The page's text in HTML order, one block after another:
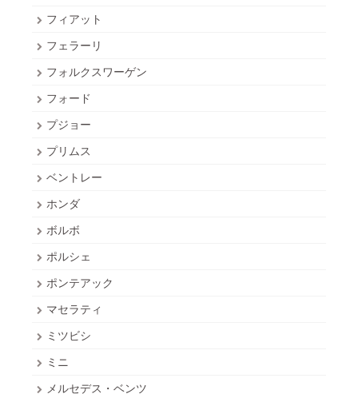
フィアット
フェラーリ
フォルクスワーゲン
フォード
プジョー
プリムス
ベントレー
ホンダ
ボルボ
ポルシェ
ポンテアック
マセラティ
ミツビシ
ミニ
メルセデス・ベンツ